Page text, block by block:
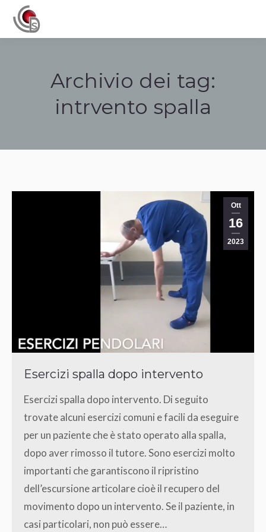
Archivio dei tag:
intrvento spalla
Ott
16
2023
Esercizi spalla dopo intervento
Esercizi spalla dopo intervento. Di seguito
trovate alcuni esercizi comuni e facili da eseguire
per un paziente che è stato operato alla spalla,
dopo aver rimosso il tutore. Sono esercizi molto
importanti che garantiscono il ripristino
dell’escursione articolare cioè il recupero del
movimento dopo un intervento. Se il paziente, in
casi particolari, non può essere…